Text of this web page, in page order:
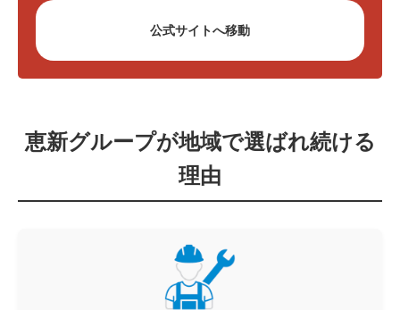
公式サイトへ移動
恵新グループが地域で選ばれ続ける
理由